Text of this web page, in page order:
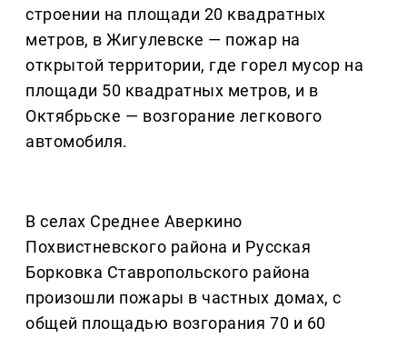
строении на площади 20 квадратных
метров, в Жигулевске — пожар на
открытой территории, где горел мусор на
площади 50 квадратных метров, и в
Октябрьске — возгорание легкового
автомобиля.
В селах Среднее Аверкино
Похвистневского района и Русская
Борковка Ставропольского района
произошли пожары в частных домах, с
общей площадью возгорания 70 и 60